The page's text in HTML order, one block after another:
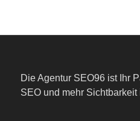
Die Agentur SEO96 ist Ihr
SEO und mehr Sichtbarkeit